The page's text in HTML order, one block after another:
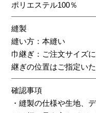
ポリエステル100％
縫製
縫い方：本縫い
巾継ぎ：ご注文サイズ
継ぎの位置はご指定いた
確認事項
・縫製の仕様や生地、